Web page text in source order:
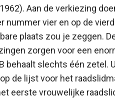
Aan de verkiezing
nummer vier en op de
plaats zou je zeggen.
zorgen voor een
behaalt slechts één zetel.
de lijst voor het
eerste vrouwelijke